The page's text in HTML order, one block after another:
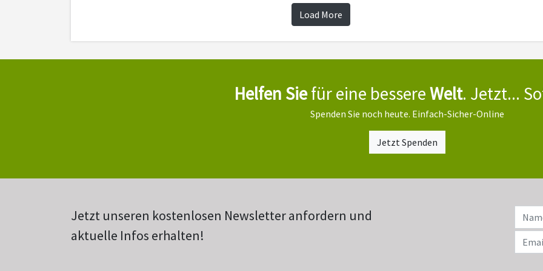
Load More
Helfen Siefür eine bessereWelt. Jetzt...
Spenden Sie noch heute. Einfach-Sicher-Online
Jetzt Spenden
Jetzt unseren kostenlosen Newsletter anfordern und
aktuelle Infos erhalten!